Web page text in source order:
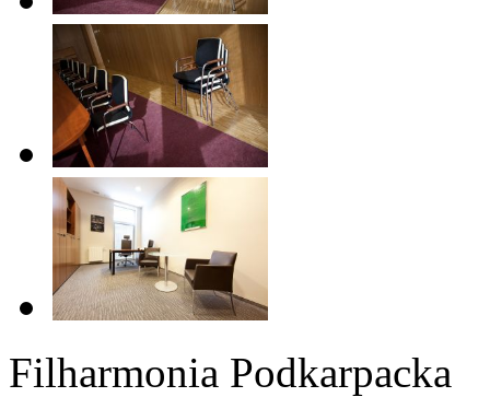
Filharmonia Podkarpacka